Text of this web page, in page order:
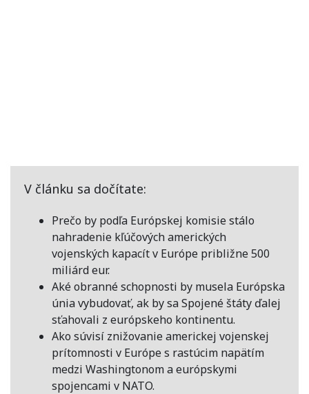
V článku sa dočítate:
Prečo by podľa Európskej komisie stálo
nahradenie kľúčových amerických
vojenských kapacít v Európe približne 500
miliárd eur.
Aké obranné schopnosti by musela Európska
únia vybudovať, ak by sa Spojené štáty ďalej
sťahovali z európskeho kontinentu.
Ako súvisí znižovanie americkej vojenskej
prítomnosti v Európe s rastúcim napätím
medzi Washingtonom a európskymi
spojencami v NATO.